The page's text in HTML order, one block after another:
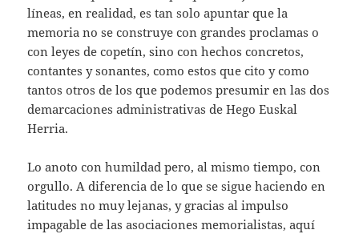
líneas, en realidad, es tan solo apuntar que la
memoria no se construye con grandes proclamas o
con leyes de copetín, sino con hechos concretos,
contantes y sonantes, como estos que cito y como
tantos otros de los que podemos presumir en las dos
demarcaciones administrativas de Hego Euskal
Herria.
Lo anoto con humildad pero, al mismo tiempo, con
orgullo. A diferencia de lo que se sigue haciendo en
latitudes no muy lejanas, y gracias al impulso
impagable de las asociaciones memorialistas, aquí